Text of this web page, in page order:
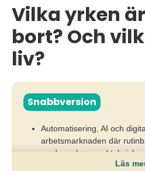
Vilka yrken
bort? Och
liv?
Snabbversion
Automatisering, AI och
arbetsmarknaden där
medan yrken med teknisk,
kompetens växer, enligt
Läs